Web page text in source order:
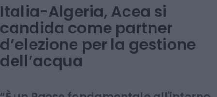
Italia-Algeria, Acea si
candida come partner
d’elezione per la gestione
dell’acqua